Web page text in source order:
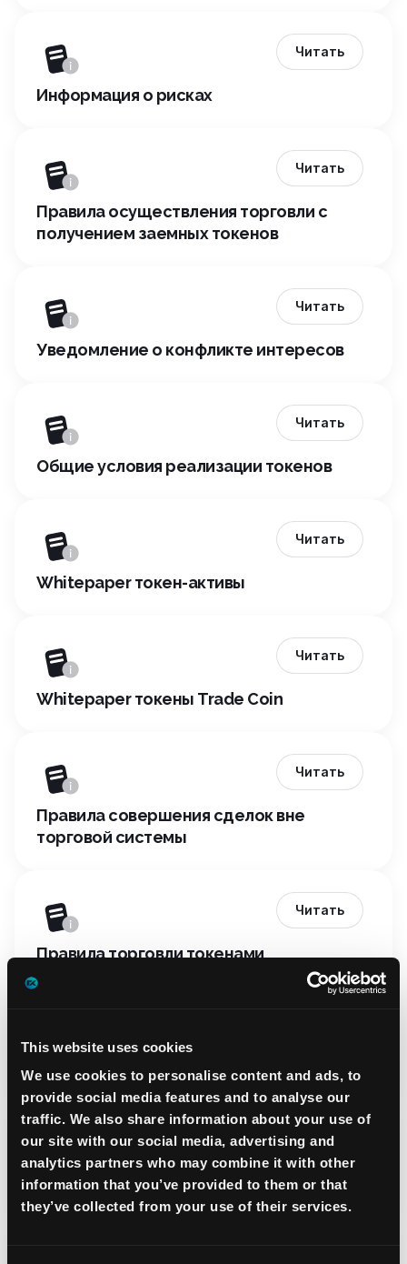
This website uses cookies
We use cookies to personalise content and ads, to
provide social media features and to analyse our
traffic. We also share information about your use of
our site with our social media, advertising and
analytics partners who may combine it with other
information that you’ve provided to them or that
they’ve collected from your use of their services.
Читать
Информация о рисках
Читать
Правила осуществления торговли с
получением заемных токенов
Читать
Уведомление о конфликте интересов
Читать
Общие условия реализации токенов
Читать
Whitepaper токен-активы
Читать
Whitepaper токены Trade Coin
Читать
Правила совершения сделок вне
торговой системы
Читать
Правила торговли токенами
Использование Demo-аккаунта
Читать
Санкционная политика